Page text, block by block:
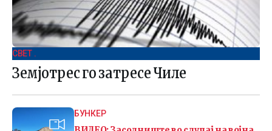
СВЕТ .
Земјотрес го затресе Чиле
БУНКЕР